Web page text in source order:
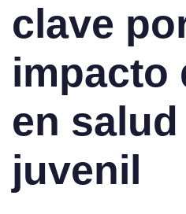
clave
impacto
en
juvenil